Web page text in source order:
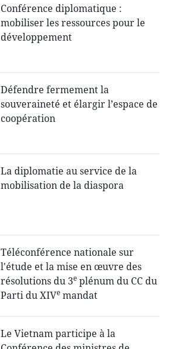
Conférence diplomatique :
mobiliser les ressources pour le
développement
Défendre fermement la
souveraineté et élargir l’espace de
coopération
La diplomatie au service de la
mobilisation de la diaspora
Téléconférence nationale sur
l'étude et la mise en œuvre des
résolutions du 3e plénum du CC du
Parti du XIVe mandat
Le Vietnam participe à la